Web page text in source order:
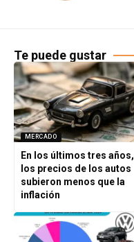
Te puede gustar
MERCADO
En los últimos tres años,
los precios de los autos
subieron menos que la
inflación